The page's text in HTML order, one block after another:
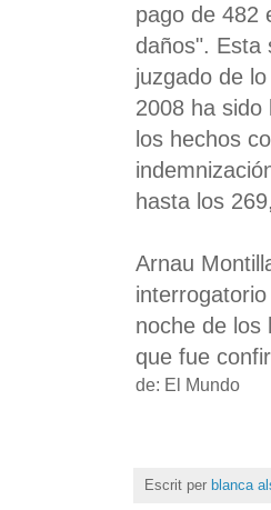
pago de 482
daños". Esta
juzgado de
2008 ha sido
los hechos
hasta los
Arnau
noche de los
que fue
de: El Mundo
Escrit per blanca